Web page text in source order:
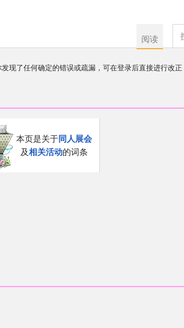
现了任何确定的错误或疏漏，可在登录后直接进行改正
本页是关于同人展会
及相关活动的词条
阅读
搜
索